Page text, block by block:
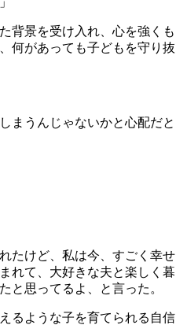
背景を受け入れ、心を強くも
何があっても子どもを守り抜
まうんじゃないかと心配だと
たけど、私は今、すごく幸せ
れて、大好きな夫と楽しく暮
と思ってるよ、と言った。
るような子を育てられる自信